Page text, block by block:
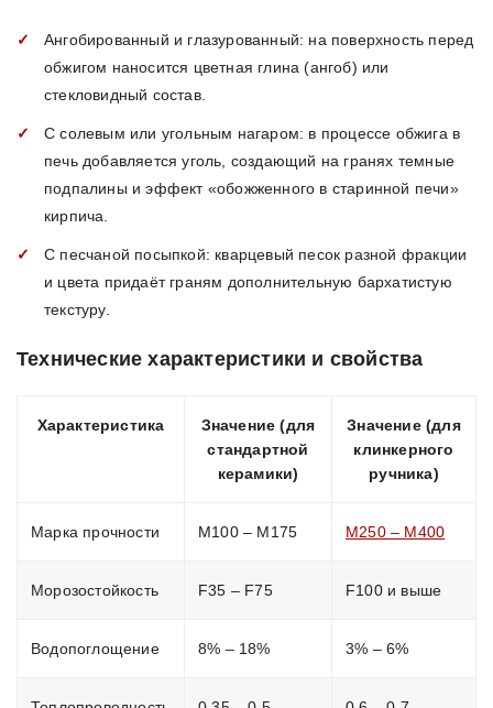
Ангобированный и глазурованный: на поверхность перед
обжигом наносится цветная глина (ангоб) или
стекловидный состав.
С солевым или угольным нагаром: в процессе обжига в
печь добавляется уголь, создающий на гранях темные
подпалины и эффект «обожженного в старинной печи»
кирпича.
С песчаной посыпкой: кварцевый песок разной фракции
и цвета придаёт граням дополнительную бархатистую
текстуру.
Технические характеристики и свойства
Характеристика
Значение (для
стандартной
керамики)
Значение (для
клинкерного
ручника)
Марка прочности М100 – М175 М250 – М400
Морозостойкость F35 – F75 F100 и выше
Водопоглощение 8% – 18% 3% – 6%